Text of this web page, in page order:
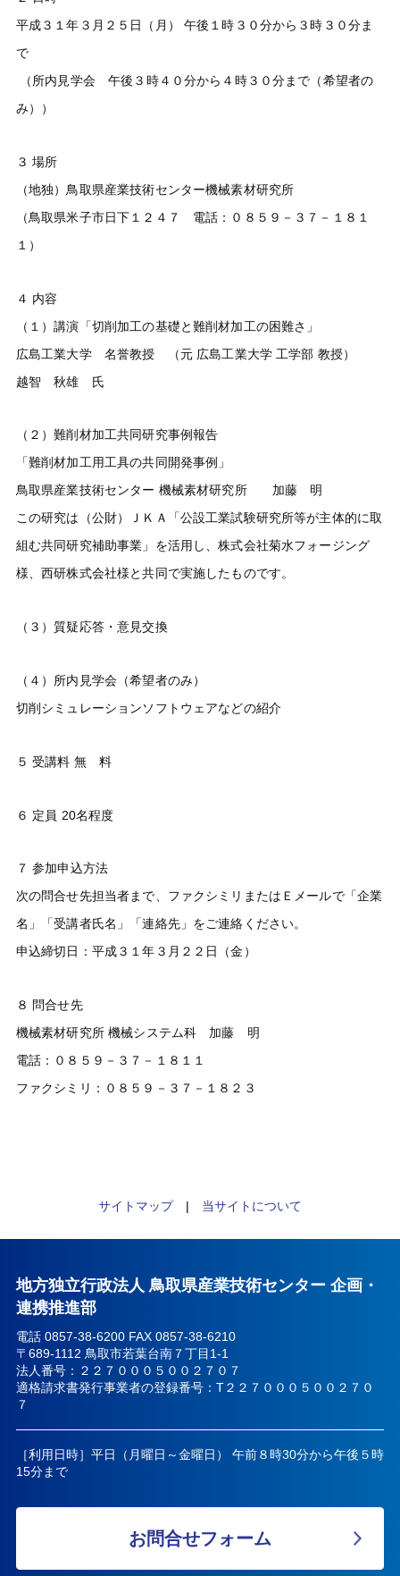
平成３１年３月２５日（月） 午後１時３０分から３時３０分ま
で
（所内見学会 午後３時４０分から４時３０分まで（希望者の
み））
３ 場所
（地独）鳥取県産業技術センター機械素材研究所
（鳥取県米子市日下１２４７ 電話：０８５９－３７－１８１
１）
４ 内容
（１）講演「切削加工の基礎と難削材加工の困難さ」
広島工業大学 名誉教授 （元 広島工業大学 工学部 教授）
越智 秋雄 氏
（２）難削材加工共同研究事例報告
「難削材加工用工具の共同開発事例」
鳥取県産業技術センター 機械素材研究所 加藤 明
この研究は（公財）ＪＫＡ「公設工業試験研究所等が主体的に取
組む共同研究補助事業」を活用し、株式会社菊水フォージング
様、西研株式会社様と共同で実施したものです。
（３）質疑応答・意見交換
（４）所内見学会（希望者のみ）
切削シミュレーションソフトウェアなどの紹介
５ 受講料 無 料
６ 定員 20名程度
７ 参加申込方法
次の問合せ先担当者まで、ファクシミリまたはＥメールで「企業
名」「受講者氏名」「連絡先」をご連絡ください。
申込締切日：平成３１年３月２２日（金）
８ 問合せ先
機械素材研究所 機械システム科 加藤 明
電話：０８５９－３７－１８１１
ファクシミリ：０８５９－３７－１８２３
サイトマップ| 当サイトについて
地方独立行政法人 鳥取県産業技術センター 企画・
連携推進部
電話 0857-38-6200 FAX 0857-38-6210
〒689-1112 鳥取市若葉台南７丁目1-1
法人番号：２２７０００５００２７０７
適格請求書発行事業者の登録番号：T２２７０００５００２７０
７
［利用日時］平日（月曜日～金曜日） 午前８時30分から午後５時
15分まで
お問合せフォーム